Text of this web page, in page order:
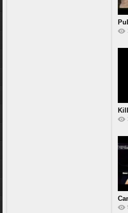
12